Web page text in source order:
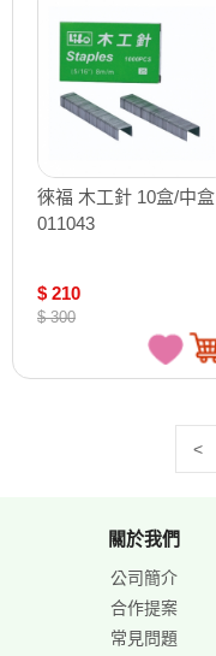
徠福 木工針 10盒/中盒
011043
$ 210
$ 300
<
關於我們
公司簡介
合作提案
常見問題